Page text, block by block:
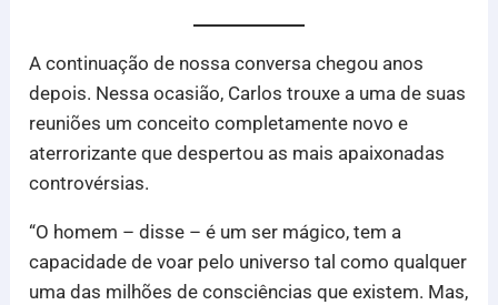
A continuação de nossa conversa chegou anos
depois. Nessa ocasião, Carlos trouxe a uma de suas
reuniões um conceito completamente novo e
aterrorizante que despertou as mais apaixonadas
controvérsias.
“O homem – disse – é um ser mágico, tem a
capacidade de voar pelo universo tal como qualquer
uma das milhões de consciências que existem. Mas,